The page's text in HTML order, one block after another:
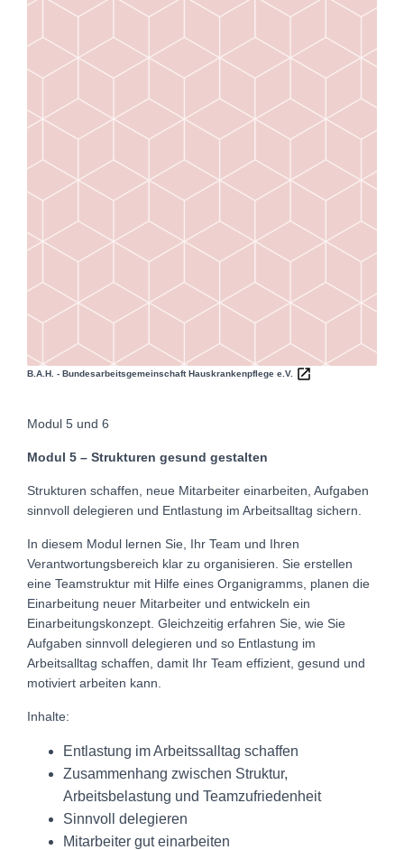
B.A.H. - Bundesarbeitsgemeinschaft Hauskrankenpflege e.V.
Modul 5 und 6
Modul 5 – Strukturen gesund gestalten
Strukturen schaffen, neue Mitarbeiter einarbeiten, Aufgaben
sinnvoll delegieren und Entlastung im Arbeitsalltag sichern.
In diesem Modul lernen Sie, Ihr Team und Ihren
Verantwortungsbereich klar zu organisieren. Sie erstellen
eine Teamstruktur mit Hilfe eines Organigramms, planen die
Einarbeitung neuer Mitarbeiter und entwickeln ein
Einarbeitungskonzept. Gleichzeitig erfahren Sie, wie Sie
Aufgaben sinnvoll delegieren und so Entlastung im
Arbeitsalltag schaffen, damit Ihr Team effizient, gesund und
motiviert arbeiten kann.
Inhalte:
Entlastung im Arbeitssalltag schaffen
Zusammenhang zwischen Struktur,
Arbeitsbelastung und Teamzufriedenheit
Sinnvoll delegieren
Mitarbeiter gut einarbeiten